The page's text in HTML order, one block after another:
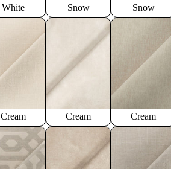
White Snow Snow
Cream Cream Cream